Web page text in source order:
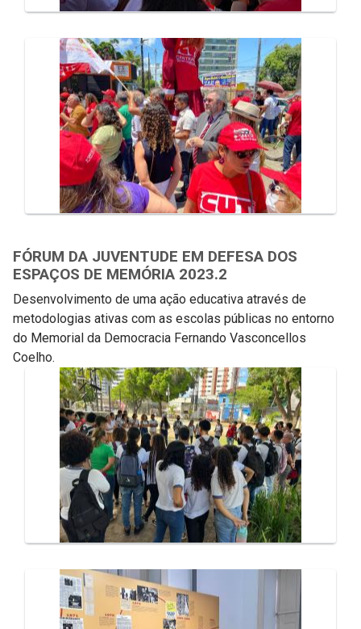
FÓRUM DA JUVENTUDE EM DEFESA DOS
ESPAÇOS DE MEMÓRIA 2023.2
Desenvolvimento de uma ação educativa através de
metodologias ativas com as escolas públicas no entorno
do Memorial da Democracia Fernando Vasconcellos
Coelho.
Galeria de Mídias